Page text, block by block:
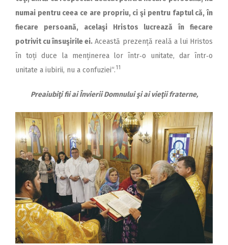
numai pentru ceea ce are propriu, ci şi pentru faptul că, în
fiecare persoană, acelaşi Hristos lucrează în fiecare
potrivit cu însuşirile ei. Această prezență reală a lui Hristos
în toți duce la menținerea lor într‑o unitate, dar într‑o
unitate a iubirii, nu a confuziei“.11
Preaiubiţi fii ai Învierii Domnului şi ai vieţii fraterne,